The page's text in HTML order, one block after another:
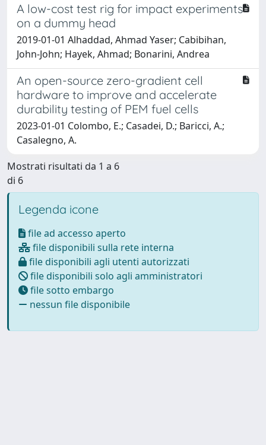
A low-cost test rig for impact experiments
on a dummy head
2019-01-01 Alhaddad, Ahmad Yaser; Cabibihan,
John-John; Hayek, Ahmad; Bonarini, Andrea
An open-source zero-gradient cell
hardware to improve and accelerate
durability testing of PEM fuel cells
2023-01-01 Colombo, E.; Casadei, D.; Baricci, A.;
Casalegno, A.
Mostrati risultati da 1 a 6
di 6
Legenda icone
file ad accesso aperto
file disponibili sulla rete interna
file disponibili agli utenti autorizzati
file disponibili solo agli amministratori
file sotto embargo
nessun file disponibile